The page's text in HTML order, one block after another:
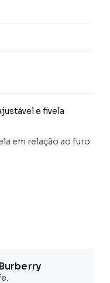
e fivela
em relação ao furo